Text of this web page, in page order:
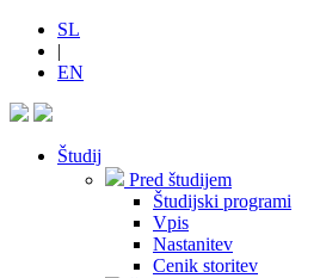
SL
|
EN
Študij
Pred študijem
Študijski programi
Vpis
Nastanitev
Cenik storitev